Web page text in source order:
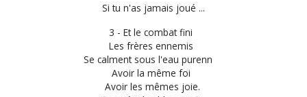
Si tu n'as jamais joué ...
3 - Et le combat fini
Les frères ennemis
Se calment sous l'eau purenn
Avoir la même foi
Avoir les mêmes joie.